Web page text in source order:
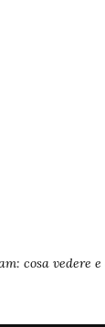
cosa vedere